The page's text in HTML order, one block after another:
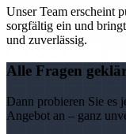
Unser Team erscheint
sorgfältig ein und
und zuverlässig.
Alle Fragen
Dann probieren Sie es
Angebot an – ganz